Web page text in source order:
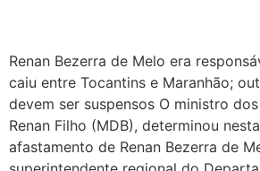
Renan Bezerra de Melo era
caiu entre Tocantins e Maranhão;
devem ser suspensos O ministro
Renan Filho (MDB), determinou
afastamento de Renan Bezerra de